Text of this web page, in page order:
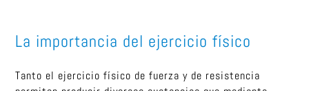
La importancia del ejercicio físico
Tanto el ejercicio físico de fuerza y de resistencia